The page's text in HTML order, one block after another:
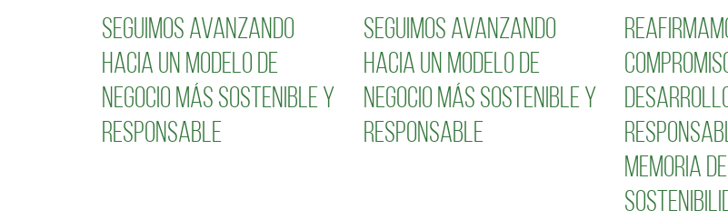
Seguimos avanzando
hacia un modelo de
negocio más sostenible y
responsable
Seguimos avanzando
hacia un modelo de
negocio más sostenible y
responsable
Memoria de